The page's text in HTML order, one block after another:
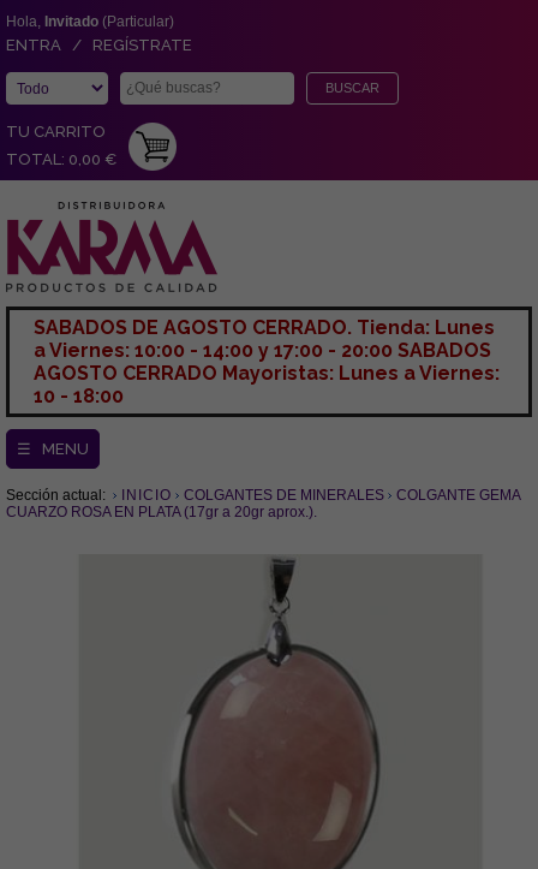
Hola, Invitado (Particular)
ENTRA / REGÍSTRATE
TU CARRITO
TOTAL: 0,00 €
SABADOS DE AGOSTO CERRADO. Tienda: Lunes
a Viernes: 10:00 - 14:00 y 17:00 - 20:00 SABADOS
AGOSTO CERRADO Mayoristas: Lunes a Viernes:
10 - 18:00
☰ MENU
Sección actual: INICIO COLGANTES DE MINERALES
COLGANTE GEMA
CUARZO ROSA EN PLATA (17gr a 20gr aprox.).